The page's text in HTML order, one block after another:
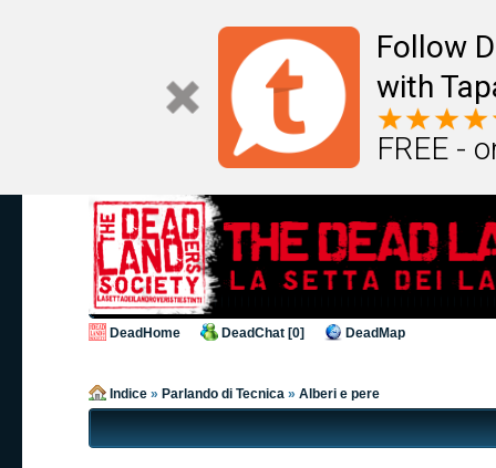
Follow
with
FREE -
DeadHome DeadChat [0] DeadMap
Indice » Parlando di Tecnica » Alberi e pere